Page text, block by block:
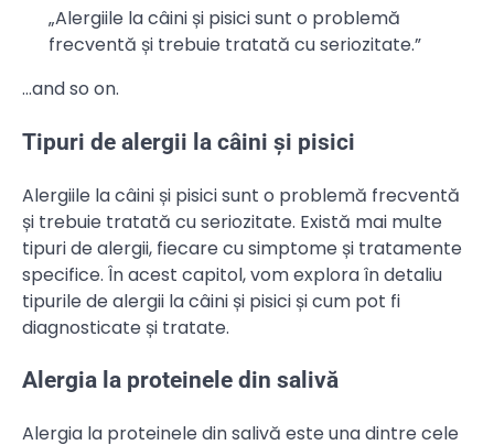
„Alergiile la câini și pisici sunt o problemă
frecventă și trebuie tratată cu seriozitate.”
…and so on.
Tipuri de alergii la câini și pisici
Alergiile la câini și pisici sunt o problemă frecventă
și trebuie tratată cu seriozitate. Există mai multe
tipuri de alergii, fiecare cu simptome și tratamente
specifice. În acest capitol, vom explora în detaliu
tipurile de alergii la câini și pisici și cum pot fi
diagnosticate și tratate.
Alergia la proteinele din salivă
Alergia la proteinele din salivă este una dintre cele